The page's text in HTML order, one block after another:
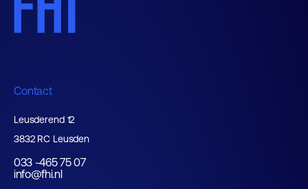
Contact
Leusderend 12
3832 RC Leusden
033 -465 75 07
info@fhi.nl